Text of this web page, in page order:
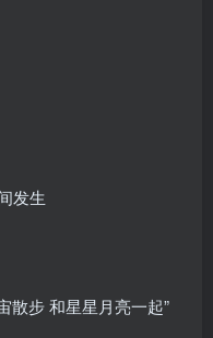
发生
散步 和星星月亮一起”